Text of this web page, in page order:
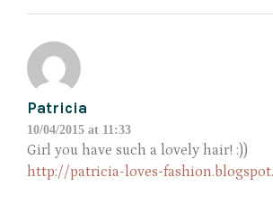
Patricia
10/04/2015 at 11:33
Girl you have such a lovely hair! :))
http://patricia-loves-